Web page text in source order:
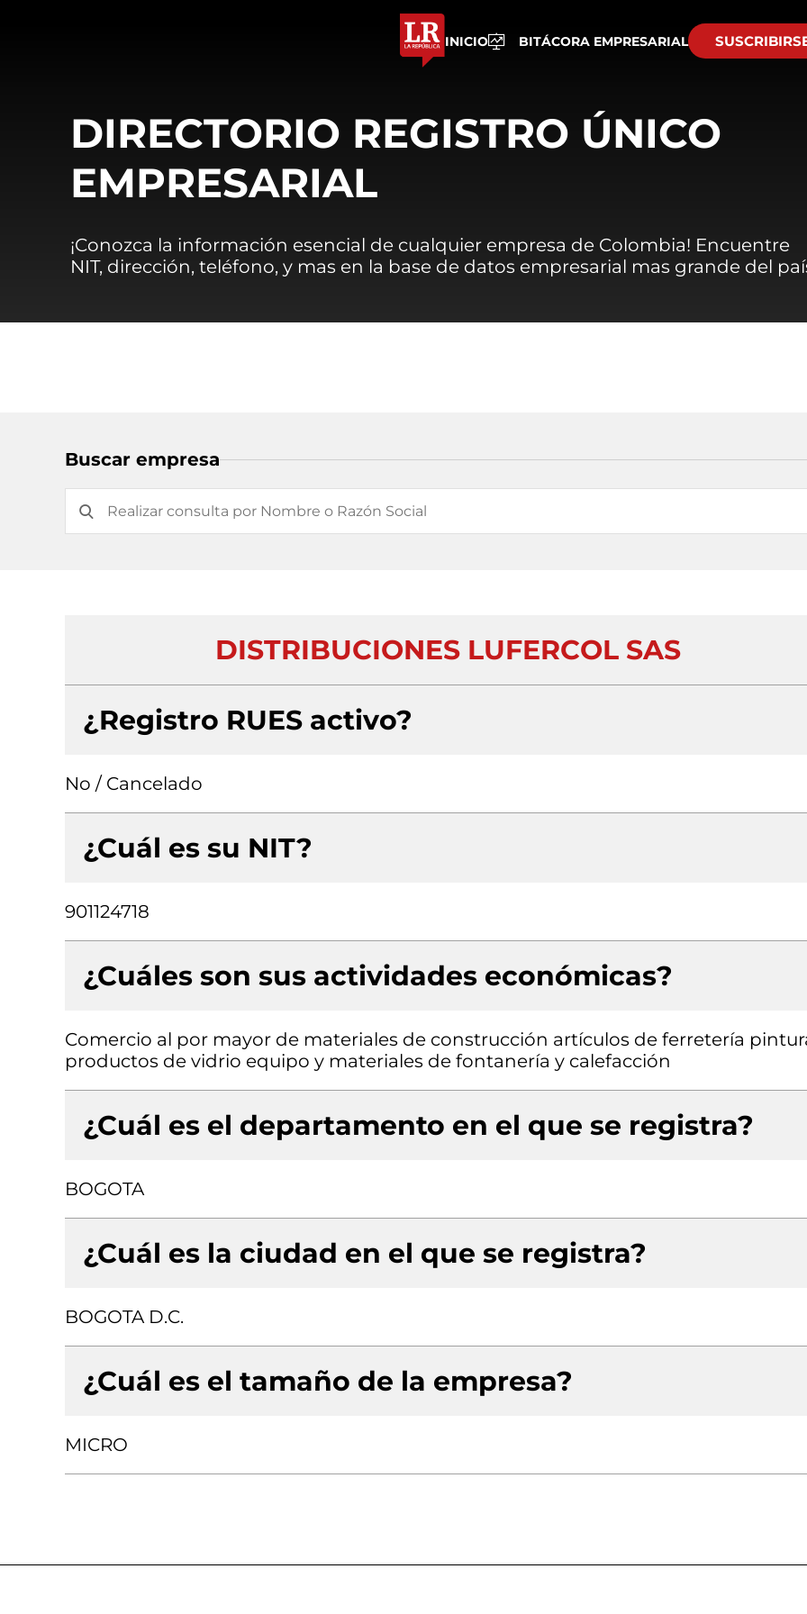
INICIO BITÁCORA EMPRESARIAL
DIRECTORIO REGISTRO ÚNICO
EMPRESARIAL
¡Conozca la información esencial de cualquier empresa de Colombia! Encuentre
NIT, dirección, teléfono, y mas en la base de datos empresarial mas grande del
Buscar empresa
DISTRIBUCIONES LUFERCOL SAS
¿Registro RUES activo?
No / Cancelado
¿Cuál es su NIT?
901124718
¿Cuáles son sus actividades económicas?
Comercio al por mayor de materiales de construcción artículos de ferretería
productos de vidrio equipo y materiales de fontanería y calefacción
¿Cuál es el departamento en el que se registra?
BOGOTA
¿Cuál es la ciudad en el que se registra?
BOGOTA D.C.
¿Cuál es el tamaño de la empresa?
MICRO